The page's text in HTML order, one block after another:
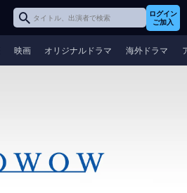
ログイン
ご加入
映画 オリジナルドラマ 海外ドラマ